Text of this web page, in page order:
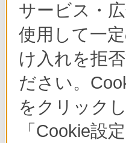
サービス・
使用して一
け入れを拒
ださい。
をクリック
「Cookie設